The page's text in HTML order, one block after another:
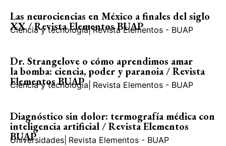
Las neurociencias en México a finales del siglo
XX / Revista Elementos BUAP
Ciencia y tecnología| Revista Elementos - BUAP
Dr. Strangelove o cómo aprendimos amar
la bomba: ciencia, poder y paranoia / Revista
Elementos BUAP
Ciencia y tecnología Revista Elementos - BUAP
Diagnóstico sin dolor: termografía médica con
inteligencia artificial / Revista Elementos
BUAP
Universidades Revista Elementos - BUAP